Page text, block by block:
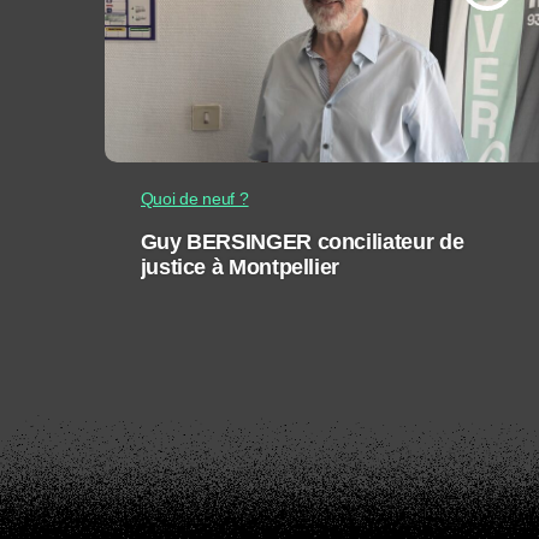
Quoi de neuf ?
Guy BERSINGER conciliateur de
justice à Montpellier